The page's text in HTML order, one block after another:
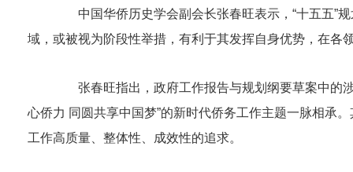
中国华侨历史学会副会长张春旺表示，“十五五”规
域，或被视为阶段性举措，有利于其发挥自身优势，在各
张春旺指出，政府工作报告与规划纲要草案中的涉
心侨力 同圆共享中国梦”的新时代侨务工作主题一脉相承
工作高质量、整体性、成效性的追求。